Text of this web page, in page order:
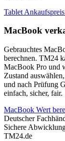
Tablet
MacBook
Gebrauchtes
berechnen. TM24
MacBook Pro und
Zustand
und nach Prüfung
einfach, sicher, fair.
MacBook Wert
Deutscher
Sichere
TM24.de